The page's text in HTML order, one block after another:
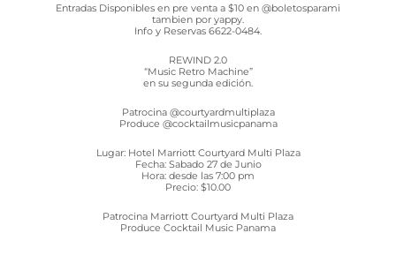
Entradas Disponibles en pre venta a $10 en @boletosparami
tambien por yappy.
Info y Reservas 6622-0484.
REWIND 2.0
“Music Retro Machine”
en su segunda edición.
Patrocina @courtyardmultiplaza
Produce @cocktailmusicpanama
Lugar: Hotel Marriott Courtyard Multi Plaza
Fecha: Sabado 27 de Junio
Hora: desde las 7:00 pm
Precio: $10.00
Patrocina Marriott Courtyard Multi Plaza
Produce Cocktail Music Panama